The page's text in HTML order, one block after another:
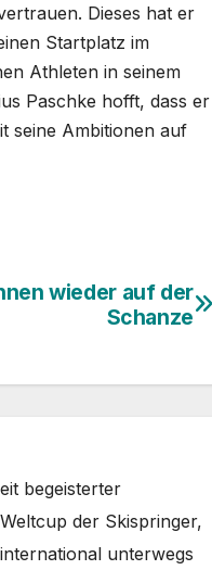
Dieses hat er
Startplatz im
Athleten in seinem
Paschke hofft, dass er
seine Ambitionen auf
wieder auf der
Schanze
begeisterter
der Skispringer,
unterwegs